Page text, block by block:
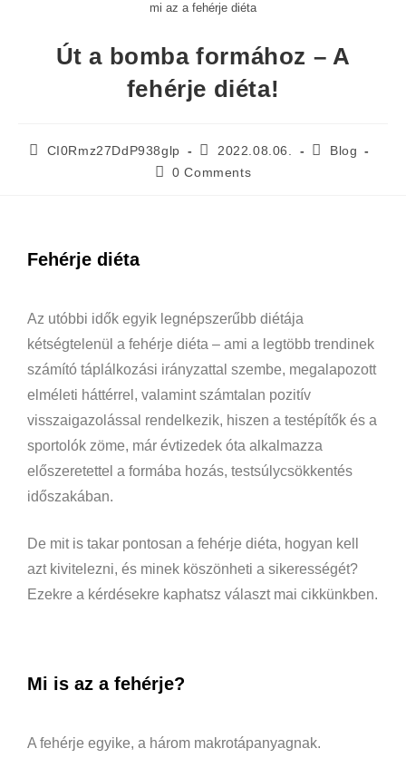
mi az a fehérje diéta
Út a bomba formához – A
fehérje diéta!
CI0Rmz27DdP938glp 2022.08.06.
Blog
0 Comments
Fehérje diéta
Az utóbbi idők egyik legnépszerűbb diétája
kétségtelenül a fehérje diéta – ami a legtöbb trendinek
számító táplálkozási irányzattal szembe, megalapozott
elméleti háttérrel, valamint számtalan pozitív
visszaigazolással rendelkezik, hiszen a testépítők és a
sportolók zöme, már évtizedek óta alkalmazza
előszeretettel a formába hozás, testsúlycsökkentés
időszakában.
De mit is takar pontosan a fehérje diéta, hogyan kell
azt kivitelezni, és minek köszönheti a sikerességét?
Ezekre a kérdésekre kaphatsz választ mai cikkünkben.
Mi is az a fehérje?
A fehérje egyike, a három makrotápanyagnak.